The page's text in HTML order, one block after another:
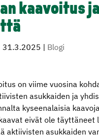
kaavoitus
31.3.2025 | Blogi
on viime vuosina
asukkaiden ja
kyseenalaisia
eivät ole täyttäneet
aktiivisten asukkaiden